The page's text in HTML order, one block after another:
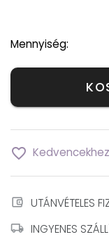
Mennyiség:
favorite_border Kedvencekhez
account_balance_wallet UTÁNVÉTELES
local_shipping INGYENES